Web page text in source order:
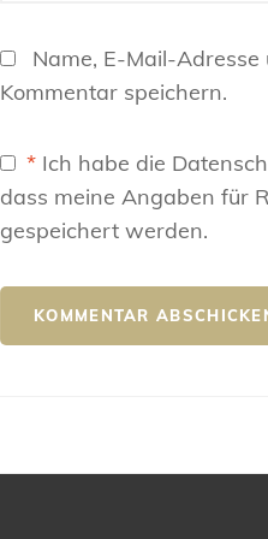
Name, E-Mail-
Kommentar speichern.
* Ich habe die
dass meine Angaben für
gespeichert werden.